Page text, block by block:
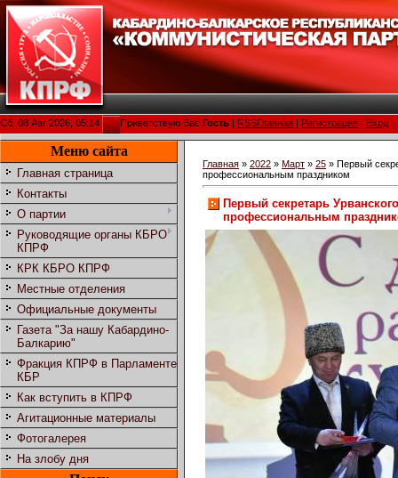
Сб, 08 Авг 2026, 05:14 Приветствую Вас Гость RSSГлавная Регистрация Вход
Меню сайта
Главная страница
Контакты
О партии
Руководящие органы КБРО
КПРФ
КРК КБРО КПРФ
Местные отделения
Официальные документы
Газета "За нашу Кабардино-
Балкарию"
Фракция КПРФ в Парламенте
КБР
Как вступить в КПРФ
Агитационные материалы
Фотогалерея
На злобу дня
Главная » 2022 » Март » 25 » Первый
профессиональным праздником
Первый секретарь
профессиональным